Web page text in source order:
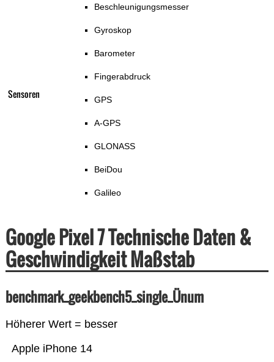
Sensoren
Beschleunigungsmesser
Gyroskop
Barometer
Fingerabdruck
GPS
A-GPS
GLONASS
BeiDou
Galileo
Google Pixel 7 Technische Daten &
Geschwindigkeit Maßstab
benchmark_geekbench5_single_Ünum
Höherer Wert = besser
Apple iPhone 14